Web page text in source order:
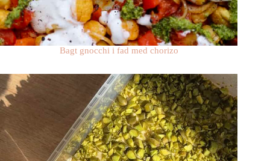
Bagt gnocchi i fad med chorizo